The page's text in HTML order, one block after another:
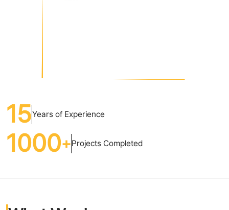
15Years of Experience
1000+Projects Completed